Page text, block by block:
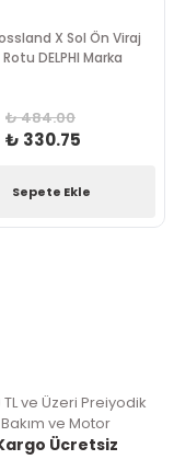
X Sol Ön Viraj
DELPHI Marka
₺ 484.00
₺ 330.75
Sepete Ekle
TL ve Üzeri Preiyodik
Bakım ve Motor
Ücretsiz